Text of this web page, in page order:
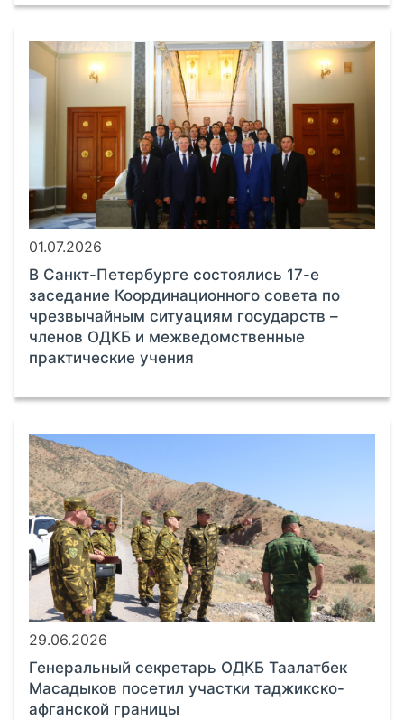
01.07.2026
В Санкт-Петербурге состоялись 17-е
заседание Координационного совета по
чрезвычайным ситуациям государств –
членов ОДКБ и межведомственные
практические учения
29.06.2026
Генеральный секретарь ОДКБ Таалатбек
Масадыков посетил участки таджикско-
афганской границы